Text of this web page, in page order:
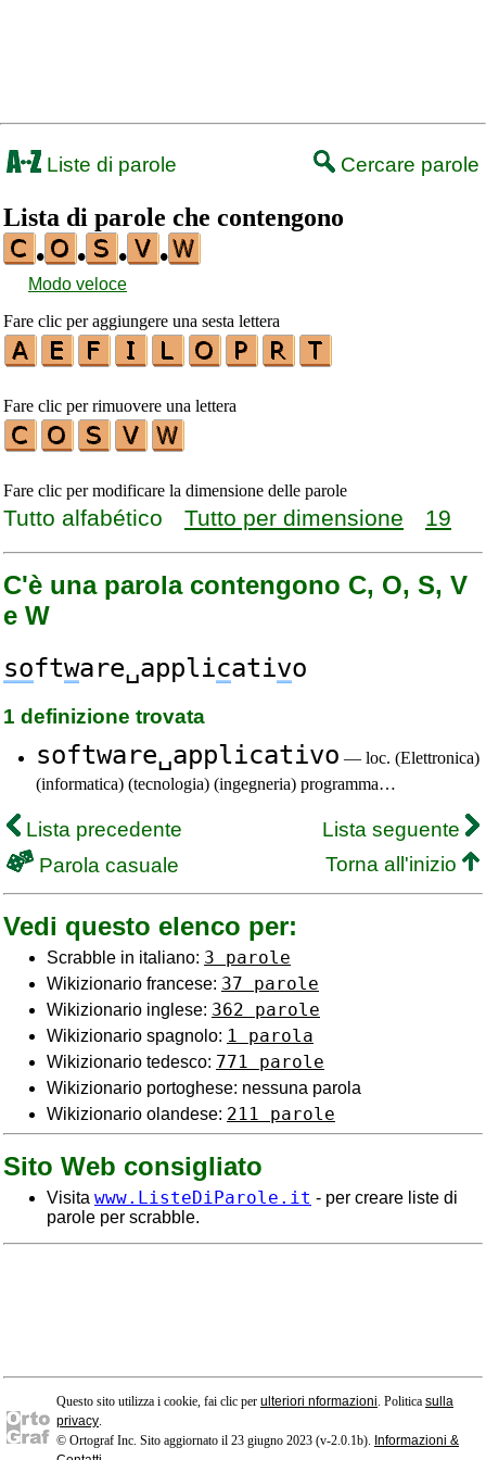
Liste di parole Cercare parole
Lista di parole che contengono
•
• • •
Modo veloce
Fare clic per aggiungere una sesta lettera
Fare clic per rimuovere una lettera
Fare clic per modificare la dimensione delle parole
Tutto alfabético Tutto per dimensione 19
C'è una parola contengono C, O, S, V
e W
software␣applicativo
1 definizione trovata
software␣applicativo — loc. (Elettronica)
(informatica) (tecnologia) (ingegneria) programma…
Lista precedente
Lista seguente
Parola casuale
Torna all'inizio
Vedi questo elenco per:
Scrabble in italiano: 3 parole
Wikizionario francese: 37 parole
Wikizionario inglese: 362 parole
Wikizionario spagnolo: 1 parola
Wikizionario tedesco: 771 parole
Wikizionario portoghese: nessuna parola
Wikizionario olandese: 211 parole
Sito Web consigliato
Visita www.ListeDiParole.it - per creare liste di
parole per scrabble.
Questo sito utilizza i cookie, fai clic per ulteriori nformazioni. Politica sulla
privacy.
© Ortograf Inc. Sito aggiornato il 23 giugno 2023 (v-2.0.1b). Informazioni &